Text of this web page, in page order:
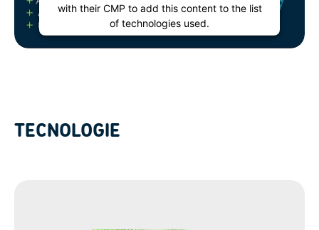
with their CMP to add this content to the list
of technologies used.
Powered byUsercentrics Consent
TECNOLOGIE